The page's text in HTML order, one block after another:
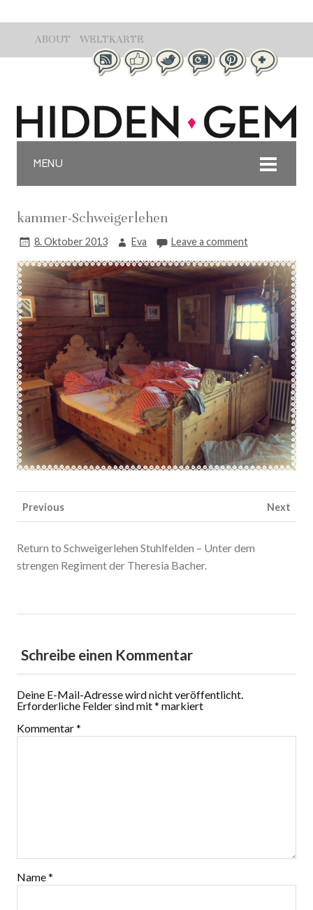
ABOUT WELTKARTE
MENU
kammer-Schweigerlehen
8. Oktober 2013 Eva Leave a comment
Previous Next
Return to Schweigerlehen Stuhlfelden – Unter dem
strengen Regiment der Theresia Bacher.
Schreibe einen Kommentar
Deine E-Mail-Adresse wird nicht veröffentlicht.
Erforderliche Felder sind mit* markiert
Kommentar*
Name*